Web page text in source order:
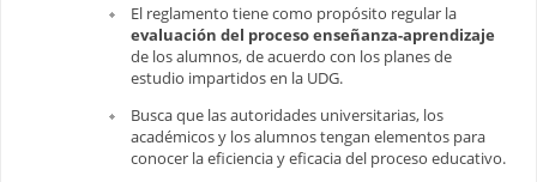
El reglamento tiene como propósito regular la
evaluación del proceso enseñanza-aprendizaje
de los alumnos, de acuerdo con los planes de
estudio impartidos en la UDG.
Busca que las autoridades universitarias, los
académicos y los alumnos tengan elementos para
conocer la eficiencia y eficacia del proceso educativo.